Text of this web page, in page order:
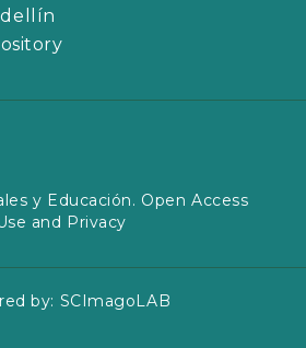
y Educación. Open Access
and Privacy
by: SCImagoLAB